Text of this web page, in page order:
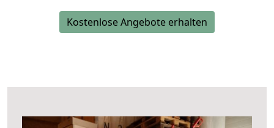
Kostenlose Angebote erhalten